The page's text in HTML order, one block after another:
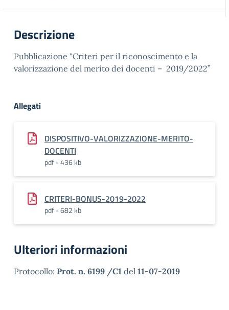
Descrizione
Pubblicazione “Criteri per il riconoscimento e la
valorizzazione del merito dei docenti – 2019/2022”
Allegati
DISPOSITIVO-VALORIZZAZIONE-MERITO-
DOCENTI
pdf - 436 kb
CRITERI-BONUS-2019-2022
pdf - 682 kb
Ulteriori informazioni
Protocollo: Prot. n. 6199 /C1 del 11-07-2019